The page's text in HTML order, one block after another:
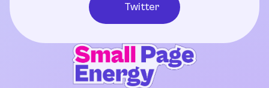
Twitter